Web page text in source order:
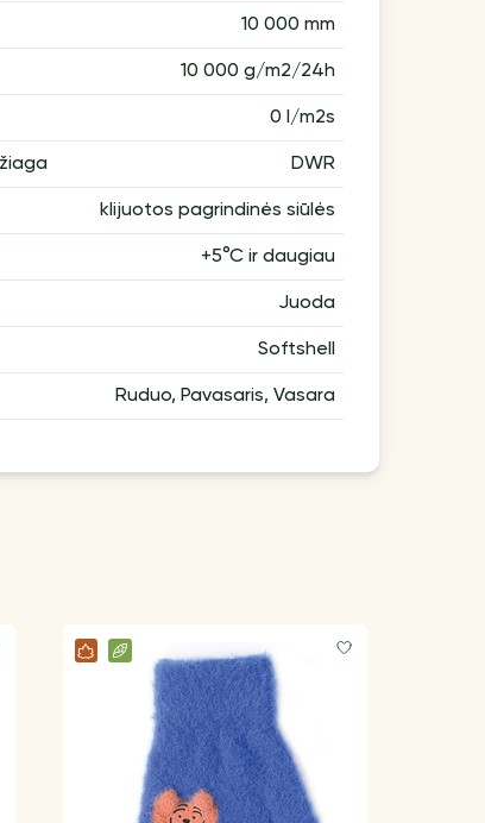
10 000 mm
10 000 g/m2/24h
0 l/m2s
DWR
klijuotos pagrindinės siūlės
+5°С ir daugiau
Juoda
Softshell
Ruduo, Pavasaris, Vasara